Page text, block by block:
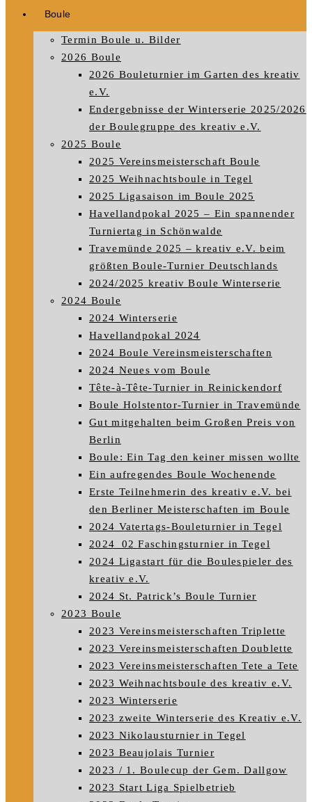
Boule
Termin Boule u. Bilder
2026 Boule
2026 Bouleturnier im Garten des kreativ
e.V.
Endergebnisse der Winterserie 2025/2026
der Boulegruppe des kreativ e.V.
2025 Boule
2025 Vereinsmeisterschaft Boule
2025 Weihnachtsboule in Tegel
2025 Ligasaison im Boule 2025
Havellandpokal 2025 – Ein spannender
Turniertag in Schönwalde
Travemünde 2025 – kreativ e.V. beim
größten Boule-Turnier Deutschlands
2024/2025 kreativ Boule Winterserie
2024 Boule
2024 Winterserie
Havellandpokal 2024
2024 Boule Vereinsmeisterschaften
2024 Neues vom Boule
Tête-à-Tête-Turnier in Reinickendorf
Boule Holstentor-Turnier in Travemünde
Gut mitgehalten beim Großen Preis von
Berlin
Boule: Ein Tag den keiner missen wollte
Ein aufregendes Boule Wochenende
Erste Teilnehmerin des kreativ e.V. bei
den Berliner Meisterschaften im Boule
2024 Vatertags-Bouleturnier in Tegel
2024_02 Faschingsturnier in Tegel
2024 Ligastart für die Boulespieler des
kreativ e.V.
2024 St. Patrick’s Boule Turnier
2023 Boule
2023 Vereinsmeisterschaften Triplette
2023 Vereinsmeisterschaften Doublette
2023 Vereinsmeisterschaften Tete a Tete
2023 Weihnachtsboule des kreativ e.V.
2023 Winterserie
2023 zweite Winterserie des Kreativ e.V.
2023 Nikolausturnier in Tegel
2023 Beaujolais Turnier
2023 / 1. Boulecup der Gem. Dallgow
2023 Start Liga Spielbetrieb